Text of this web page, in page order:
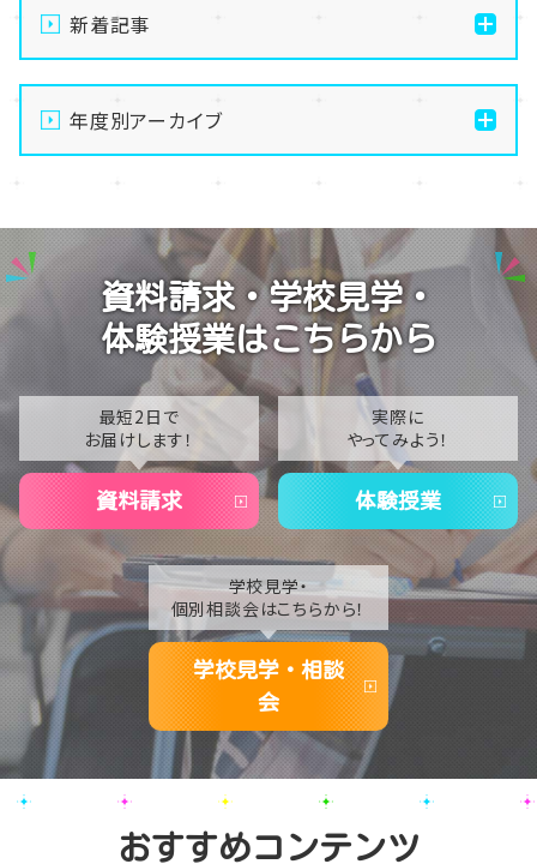
新着記事
【なんば】体験授業で高級感のあるマンゴータルト作り
ました！🥭✨
【なんば】キラリと輝く宝物✨「光るハーバリウム」作り
【なんば】校舎紹介の「自習室編」✨
【なんば】笑顔が溢れたオープンスクール😊在校生の
温かいお出迎えで素敵な1日に🌷
【なんば】夏季休校期間のお知らせ🍉
年度別アーカイブ
2025
2024
2023
2021
2020
資料請求・学校見学・
体験授業はこちらから
最短2日で
お届けします！
資料請求
実際に
やってみよう！
体験授業
学校見学・
個別相談会はこちらから！
学校見学・相談
会
おすすめコンテンツ